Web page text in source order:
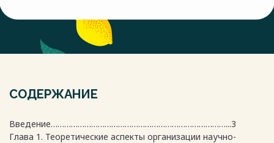
СОДЕРЖАНИЕ
Введение……………………………………………………………………...3
Глава 1. Теоретические аспекты организации научно-